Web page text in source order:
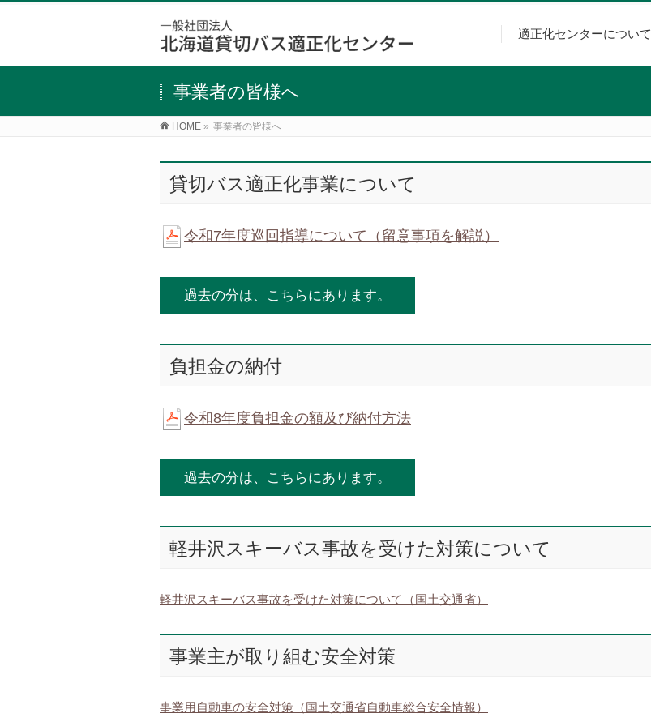
適正化センターについて
事業者の皆様へ
HOME » 事業者の皆様へ
貸切バス適正化事業について
令和7年度巡回指導について（留意事項を解説）
過去の分は、こちらにあります。
負担金の納付
令和8年度負担金の額及び納付方法
過去の分は、こちらにあります。
軽井沢スキーバス事故を受けた対策について
軽井沢スキーバス事故を受けた対策について（国土交通省）
事業主が取り組む安全対策
事業用自動車の安全対策（国土交通省自動車総合安全情報）